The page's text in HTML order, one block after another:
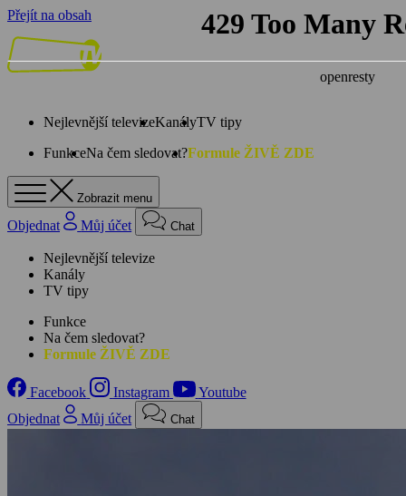
Přejít na obsah
Nejlevnější televizeKanályTV tipy
FunkceNa čem sledovat?Formule ŽIVĚ ZDE
Zobrazit menu
Objednat Můj účet Chat
Nejlevnější televize
Kanály
TV tipy
Funkce
Na čem sledovat?
Formule ŽIVĚ ZDE
Facebook Instagram
Youtube
Objednat
Můj účet Chat